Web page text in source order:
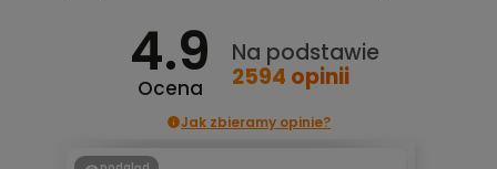
4.9
Ocena
Na podstawie
2594 opinii
Jak zbieramy opinie?